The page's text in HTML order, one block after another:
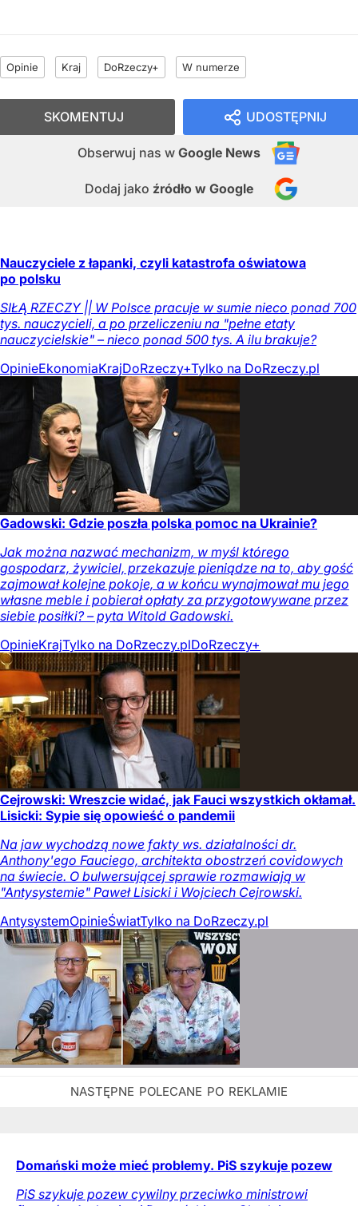
Opinie Kraj DoRzeczy+ W numerze
UDOSTĘPNIJ
Obserwuj nas w Google News
Dodaj jako źródło w Google
SKOMENTUJ
Nauczyciele z łapanki, czyli katastrofa oświatowa
po polsku
SIŁĄ RZECZY || W Polsce pracuje w sumie nieco ponad 700
tys. nauczycieli, a po przeliczeniu na "pełne etaty
nauczycielskie" – nieco ponad 500 tys. A ilu brakuje?
OpinieEkonomiaKrajDoRzeczy+Tylko na DoRzeczy.pl
Gadowski: Gdzie poszła polska pomoc na Ukrainie?
Jak można nazwać mechanizm, w myśl którego
gospodarz, żywiciel, przekazuje pieniądze na to, aby gość
zajmował kolejne pokoje, a w końcu wynajmował mu jego
własne meble i pobierał opłaty za przygotowywane przez
siebie posiłki? – pyta Witold Gadowski.
OpinieKrajTylko na DoRzeczy.plDoRzeczy+
Cejrowski: Wreszcie widać, jak Fauci wszystkich okłamał.
Lisicki: Sypie się opowieść o pandemii
Na jaw wychodzą nowe fakty ws. działalności dr.
Anthony'ego Fauciego, architekta obostrzeń covidowych
na świecie. O bulwersującej sprawie rozmawiają w
"Antysystemie" Paweł Lisicki i Wojciech Cejrowski.
AntysystemOpinieŚwiatTylko na DoRzeczy.pl
Domański może mieć problemy. PiS szykuje pozew
PiS szykuje pozew cywilny przeciwko ministrowi